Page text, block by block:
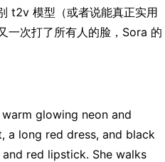
t2v 模型（或者说能真正实用
一次打了所有人的脸，Sora 的
glowing neon and
a long red dress, and black
red lipstick. She walks